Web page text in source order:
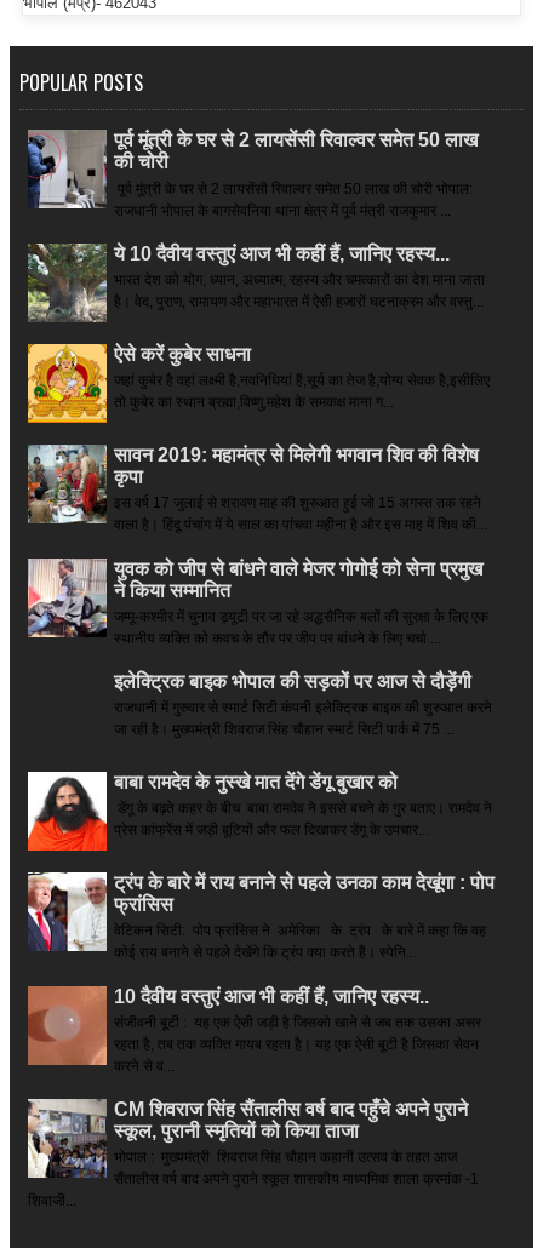
POPULAR POSTS
पूर्व मूंत्री के घर से 2 लायसेंसी रिवाल्वर समेत 50 लाख
की चोरी
पूर्व मूंत्री के घर से 2 लायसेंसी रिवाल्वर समेत 50 लाख की चोरी भोपाल:
राजधानी भोपाल के बागसेवनिया थाना क्षेत्र में पूर्व मंत्री राजकुमार ...
ये 10 दैवीय वस्तुएं आज भी कहीं हैं, जानिए रहस्य...
भारत देश को योग, ध्यान, अध्यात्म, रहस्य और चमत्कारों का देश माना जाता
है। वेद, पुराण, रामायण और महाभारत में ऐसी हजारों घटनाक्रम और वस्तु...
ऐसे करें कुबेर साधना
जहां कुबेर है­ वहां लक्ष्मी है,नवनिधियां हैं,सूर्य का तेज है,योग्य सेवक है,इसीलिए
तो कुबेर का स्थान ब्रह्मा,विष्णु,महेश के समकक्ष माना ग...
सावन 2019: महामंत्र से मिलेगी भगवान शिव की विशेष
कृपा
इस वर्ष 17 जुलाई से श्रावण माह की शुरुआत हुई जो 15 अगस्त तक रहने
वाला है। हिंदू पंचांग में ये साल का पांचवा महीना है और इस माह में शिव की...
युवक को जीप से बांधने वाले मेजर गोगोई को सेना प्रमुख
ने किया सम्‍मानित
जम्मू-कश्मीर में चुनाव ड्यूटी पर जा रहे अद्धसैनिक बलों की सुरक्षा के लिए एक
स्थानीय व्यक्ति को कवच के तौर पर जीप पर बांधने के लिए चर्चा ...
इलेक्ट्रिक बाइक भोपाल की सड़कों पर आज से दौड़ेंगी
राजधानी में गुरुवार से स्मार्ट सिटी कंपनी इलेक्ट्रिक बाइक की शुरुआत करने
जा रही है। मुख्यमंत्री शिवराज सिंह चौहान स्मार्ट सिटी पार्क में 75 ...
बाबा रामदेव के नुस्खे मात देंगे डेंगू बुखार को
डेंगू के बढ़ते कहर के बीच बाबा रामदेव ने इससे बचने के गुर बताए। रामदेव ने
प्रेस कांफ्रेंस में जड़ी बूटियों और फल दिखाकर डेंगू के उपचार...
ट्रंप के बारे में राय बनाने से पहले उनका काम देखूंगा : पोप
फ्रांसिस
वेटिकन सिटी: पोप फ्रांसिस ने अमेरिका के ट्रंप के बारे में कहा कि वह
कोई राय बनाने से पहले देखेंगे कि ट्रंप क्या करते हैं। स्पेनि...
10 दैवीय वस्तुएं आज भी कहीं हैं, जानिए रहस्य..
संजीवनी बूटी : यह एक ऐसी जड़ी है जिसको खाने से जब तक उसका असर
रहता है, तब तक व्यक्ति गायब रहता है। यह एक ऐसी बूटी है जिसका सेवन
करने से व...
CM शिवराज सिंह सैंतालीस वर्ष बाद पहुँचे अपने पुराने
स्कूल, पुरानी स्मृतियों को किया ताजा
भोपाल : मुख्यमंत्री शिवराज सिंह चौहान कहानी उत्सव के तहत आज
सैंतालीस वर्ष बाद अपने पुराने स्कूल शासकीय माध्यमिक शाला क्रमांक -1
शिवाजी...